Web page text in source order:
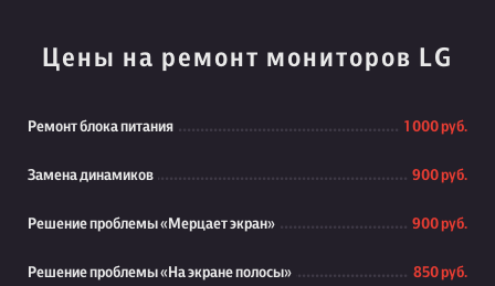
Цены на ремонт мониторов LG
Ремонт блока питания 1 000 руб.
Замена динамиков 900 руб.
Решение проблемы «Мерцает экран» 900 руб.
Решение проблемы «На экране полосы» 850 руб.